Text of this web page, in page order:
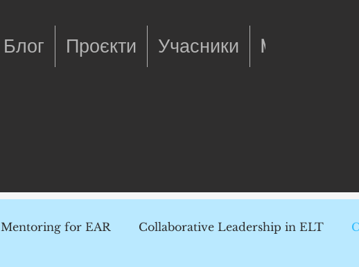
Блог Проєкти Учасники More
Mentoring for EAR Collaborative Leadership in ELT